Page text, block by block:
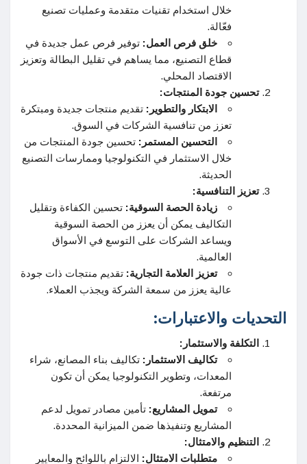
خلال استخدام تقنيات متقدمة وعمليات تصنيع
فعّالة.
خلق فرص العمل: توفير فرص عمل جديدة في
قطاع التصنيع، مما يساهم في تقليل البطالة وتعزيز
الاقتصاد المحلي.
تحسين جودة المنتجات:
الابتكار والتطوير: تقديم منتجات جديدة ومبتكرة
تعزز من تنافسية الشركات في السوق.
التحسين المستمر: تحسين جودة المنتجات من
خلال الاستثمار في التكنولوجيا وممارسات التصنيع
الحديثة.
تعزيز التنافسية:
زيادة الحصة السوقية: تحسين الكفاءة وتقليل
التكاليف يمكن أن يعزز من الحصة السوقية
ويساعد الشركات على التوسع في الأسواق
العالمية.
تعزيز العلامة التجارية: تقديم منتجات ذات جودة
عالية يعزز من سمعة الشركة ويجذب العملاء.
التحديات والاعتبارات:
التكلفة والاستثمار:
تكاليف الاستثمار: تكاليف بناء المصانع، شراء
المعدات، وتطوير التكنولوجيا يمكن أن تكون
مرتفعة.
تمويل المشاريع: تأمين مصادر تمويل لدعم
المشاريع وتنفيذها ضمن الميزانية المحددة.
التنظيم والامتثال:
متطلبات الامتثال: الالتزام باللوائح والمعايير